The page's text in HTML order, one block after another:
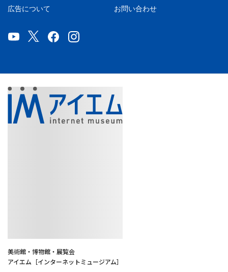
広告について
お問い合わせ
美術館・博物館・展覧会
アイエム［インターネットミュージアム］